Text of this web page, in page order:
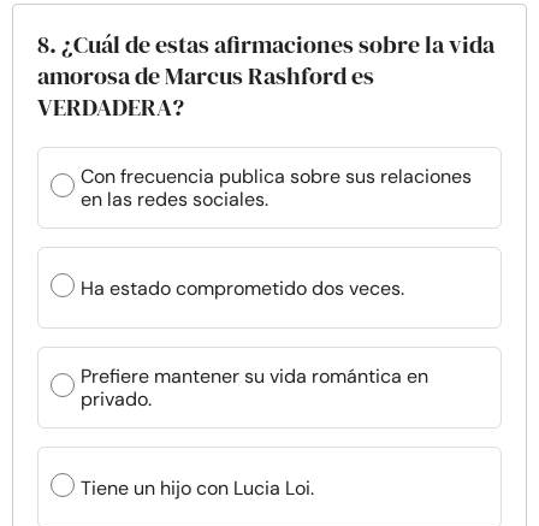
8. ¿Cuál de estas afirmaciones sobre la vida
amorosa de Marcus Rashford es
VERDADERA?
Con frecuencia publica sobre sus relaciones
en las redes sociales.
Ha estado comprometido dos veces.
Prefiere mantener su vida romántica en
privado.
Tiene un hijo con Lucia Loi.